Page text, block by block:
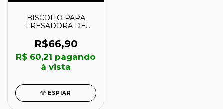
BISCOITO PARA
FRESADORA DE
MM - A-16944 -
MAKITA
R$66,90
R$ 60,21 pagando
à vista
ESPIAR